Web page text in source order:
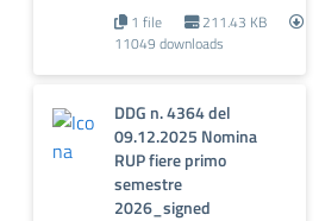
1 file
211.43 KB
11049 downloads
DDG n. 4364 del
09.12.2025 Nomina
RUP fiere primo
semestre
2026_signed